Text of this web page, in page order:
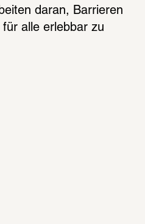
daran, Barrieren
alle erlebbar zu